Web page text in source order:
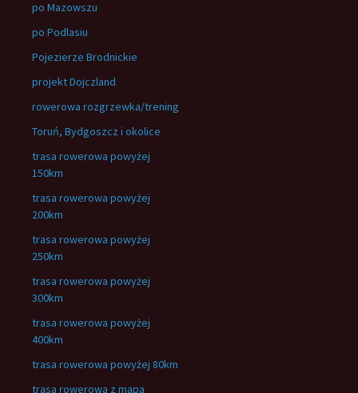
po Mazowszu
po Podlasiu
Pojezierze Brodnickie
projekt Dojczland
rowerowa rozgrzewka/trening
Toruń, Bydgoszcz i okolice
trasa rowerowa powyżej
150km
trasa rowerowa powyżej
200km
trasa rowerowa powyżej
250km
trasa rowerowa powyżej
300km
trasa rowerowa powyżej
400km
trasa rowerowa powyżej 80km
trasa rowerowa z mapą